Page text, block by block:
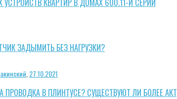
ЗАДЫМИТЬ БЕЗ НАГРУЗКИ?
,27.10.2021
ПРОВОДКА В ПЛИНТУСЕ? СУЩЕСТВУЮТ ЛИ БОЛЕЕ